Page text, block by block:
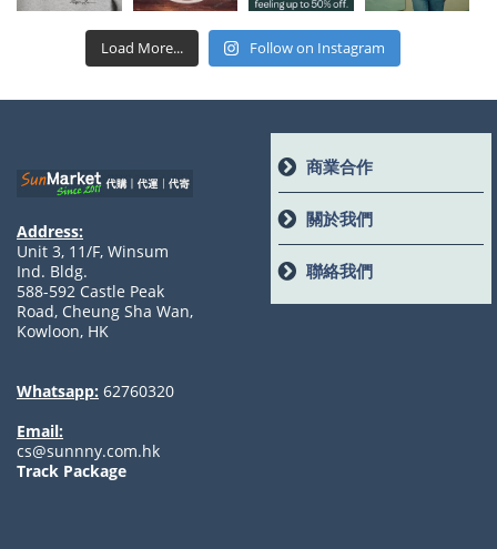
Load More... Follow on Instagram
Address:
Unit 3, 11/F, Winsum
Ind. Bldg.
588-592 Castle Peak
Road, Cheung Sha Wan,
Kowloon, HK
Whatsapp: 62760320
Email:
cs@sunnny.com.hk
Track Package
商業合作
關於我們
聯絡我們